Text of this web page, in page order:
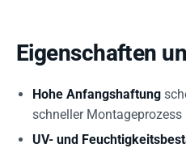
Eigenschaften
Hohe Anfangshaftung
schneller Montageprozess
UV- und